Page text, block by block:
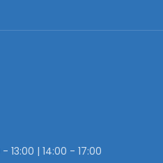
13:00 | 14:00 - 17:00